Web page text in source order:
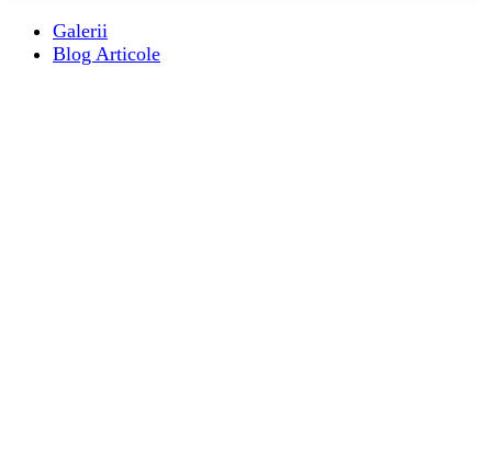
Galerii
Blog Articole